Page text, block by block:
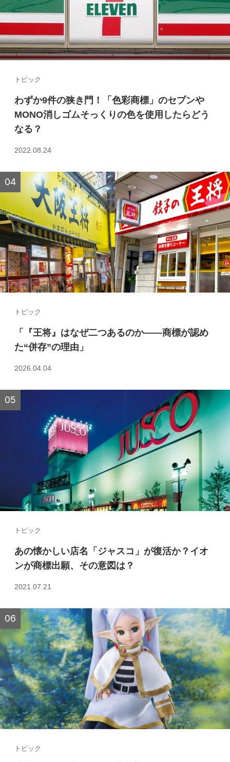
トピック
わずか9件の狭き門！「色彩商標」のセブンや
MONO消しゴムそっくりの色を使用したらどう
なる？
2022.08.24
トピック
「『王将』はなぜ二つあるのか――商標が認め
た“併存”の理由」
2026.04.04
トピック
あの懐かしい店名「ジャスコ」が復活か？イオ
ンが商標出願、その意図は？
2021.07.21
トピック